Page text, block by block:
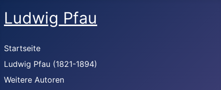
Ludwig Pfau
Startseite
Ludwig Pfau (1821-1894)
Weitere Autoren